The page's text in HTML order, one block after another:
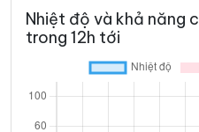
Nhiệt độ và khả năng
trong 12h tới